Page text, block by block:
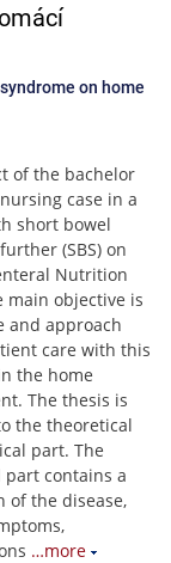
on home
of the bachelor
case in a
short bowel
(SBS) on
Nutrition
main objective is
and approach
care with this
the home
The thesis is
the theoretical
part. The
contains a
of the disease,
…more